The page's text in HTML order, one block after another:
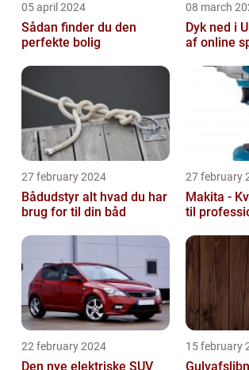
05 april 2024
Sådan finder du den
perfekte bolig
08 march
Dyk ned i
af online
27 february 2024
Bådudstyr alt hvad du har
brug for til din båd
27 february
Makita -
til
22 february 2024
Den nye elektriske SUV
15 february